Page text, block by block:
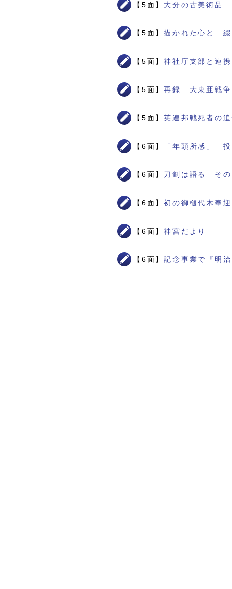
【5面】 大分の古美術品
【5面】描かれた心と
【5面】神社庁支部と連
【5面】再録 大東亜戦
【5面】英連邦戦死者の
【6面】 「年頭所感」
【6面】 刀剣は語る そ
【6面】初の御樋代木奉
【6面】神宮だより
【6面】記念事業で『明